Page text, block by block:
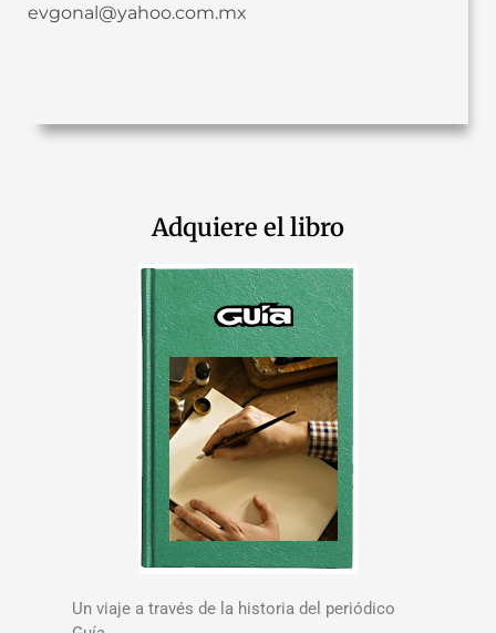
evgonal@yahoo.com.mx
Adquiere el libro
Un viaje a través de la historia del periódico